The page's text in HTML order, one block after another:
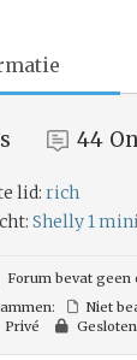
44
lid: rich
Shelly 1
Forum bevat geen
Niet
Privé Gesloten